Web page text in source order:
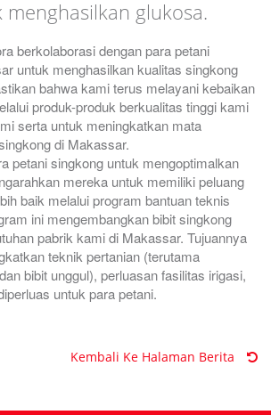
glukosa.
berkolaborasi dengan para petani
untuk menghasilkan kualitas singkong
bahwa kami terus melayani kebaikan
produk-produk berkualitas tinggi kami
serta untuk meningkatkan mata
di Makassar.
petani singkong untuk mengoptimalkan
mereka untuk memiliki peluang
baik melalui program bantuan teknis
ini mengembangkan bibit singkong
pabrik kami di Makassar. Tujuannya
teknik pertanian (terutama
bibit unggul), perluasan fasilitas irigasi,
untuk para petani.
Kembali Ke Halaman Berita